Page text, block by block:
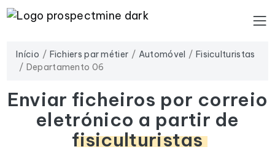
Início Fichiers par métier Automóvel
Fisiculturistas
Departamento 06
Enviar ficheiros por correio
eletrónico a partir de
fisiculturistas